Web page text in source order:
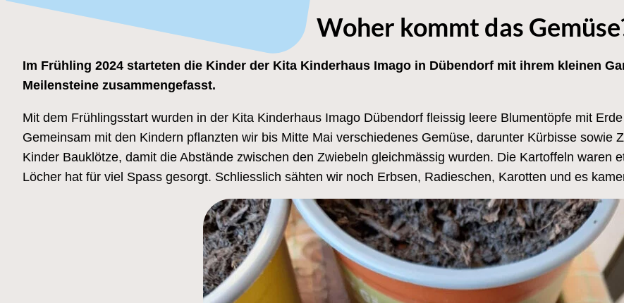
Woher kommt das
Im Frühling 2024 starteten die Kinder der Kita Kinderhaus Imago in Dübendorf mit ihrem kleinen
Meilensteine zusammengefasst.
Mit dem Frühlingsstart wurden in der Kita Kinderhaus Imago Dübendorf fleissig leere Blumentöpfe mit
Gemeinsam mit den Kindern pflanzten wir bis Mitte Mai verschiedenes Gemüse, darunter Kürbisse sowie
Kinder Bauklötze, damit die Abstände zwischen den Zwiebeln gleichmässig wurden. Die Kartoffeln waren
Löcher hat für viel Spass gesorgt. Schliesslich sähten wir noch Erbsen, Radieschen, Karotten und es